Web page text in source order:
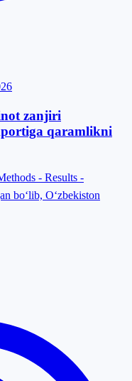
zanjiri
qaramlikni
- Results -
boʻlib, Oʻzbekiston